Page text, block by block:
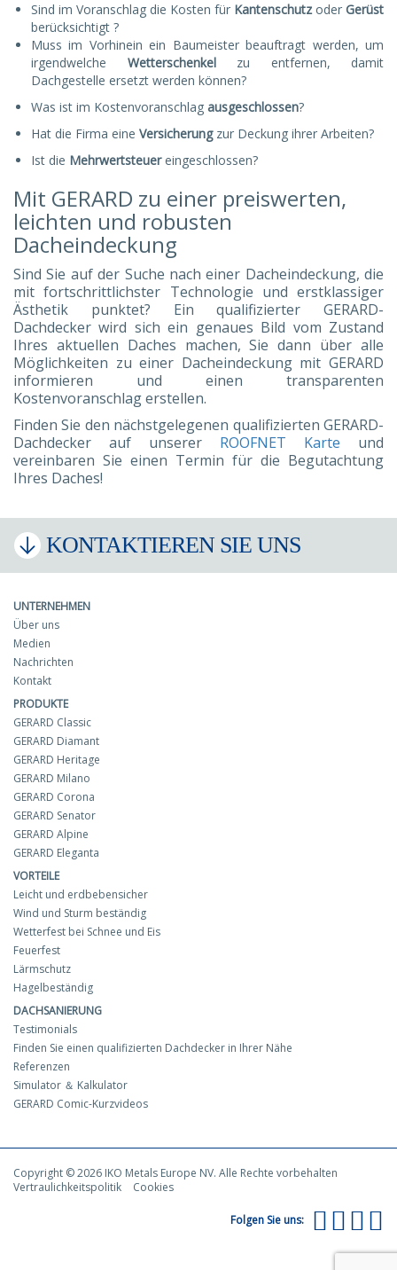
Sind im Voranschlag die Kosten für Kantenschutzoder Gerüst
berücksichtigt ?
Muss im Vorhinein ein Baumeister beauftragt werden, um
irgendwelche Wetterschenkelzu entfernen, damit
Dachgestelle ersetzt werden können?
Was ist im Kostenvoranschlag ausgeschlossen?
Hat die Firma eine Versicherungzur Deckung ihrer Arbeiten?
Ist die Mehrwertsteuereingeschlossen?
Mit GERARD zu einer preiswerten,
leichten und robusten
Dacheindeckung
Sind Sie auf der Suche nach einer Dacheindeckung, die
mit fortschrittlichster Technologie und erstklassiger
Ästhetik punktet? Ein qualifizierter GERARD-
Dachdecker wird sich ein genaues Bild vom Zustand
Ihres aktuellen Daches machen, Sie dann über alle
Möglichkeiten zu einer Dacheindeckung mit GERARD
informieren und einen transparenten
Kostenvoranschlag erstellen.
Finden Sie den nächstgelegenen qualifizierten GERARD-
Dachdecker auf unserer ROOFNET Karte und
vereinbaren Sie einen Termin für die Begutachtung
Ihres Daches!
KONTAKTIEREN SIE UNS
UNTERNEHMEN
Über uns
Medien
Nachrichten
Kontakt
PRODUKTE
GERARD Classic
GERARD Diamant
GERARD Heritage
GERARD Milano
GERARD Corona
GERARD Senator
GERARD Alpine
GERARD Eleganta
VORTEILE
Leicht und erdbebensicher
Wind und Sturm beständig
Wetterfest bei Schnee und Eis
Feuerfest
Lärmschutz
Hagelbeständig
DACHSANIERUNG
Testimonials
Finden Sie einen qualifizierten Dachdecker in Ihrer Nähe
Referenzen
Simulator ＆ Kalkulator
GERARD Comic-Kurzvideos
Copyright © 2026 IKO Metals Europe NV. Alle Rechte vorbehalten
Vertraulichkeitspolitik
Cookies
Folgen Sie uns: